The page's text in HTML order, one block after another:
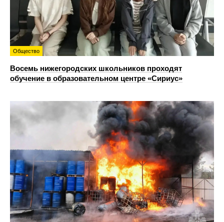
Общество
Восемь нижегородских школьников проходят
обучение в образовательном центре «Сириус»